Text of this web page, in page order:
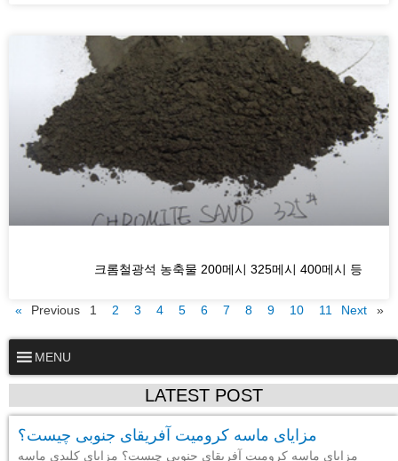
크롬철광석 농축물 200메시 325메시 400메시 등
« Previous
1 2 3 4 5 6 7 8 9 10 11 Next »
MENU
LATEST POST
مزایای ماسه کرومیت آفریقای جنوبی چیست؟
مزایای ماسه کرومیت آفریقای جنوبی چیست؟ مزایای کلیدی ماسه